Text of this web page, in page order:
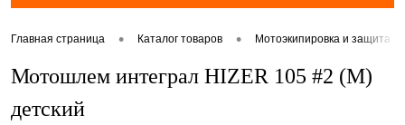
Главная страница • Каталог товаров • Мотоэкипировка и защита
Мотошлем интеграл HIZER 105 #2 (M)
детский